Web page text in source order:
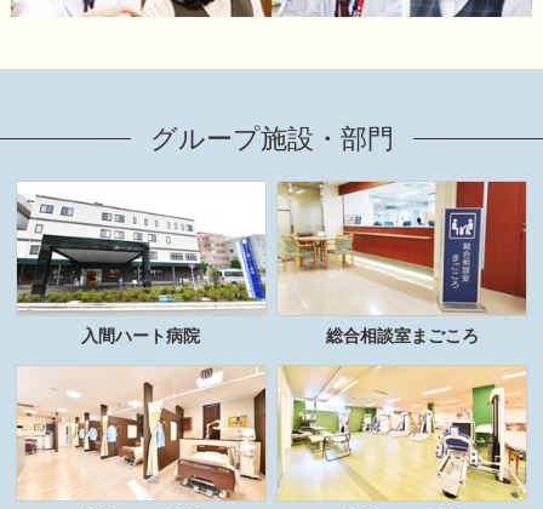
グループ施設・部門
入間ハート病院 総合相談室まごころ